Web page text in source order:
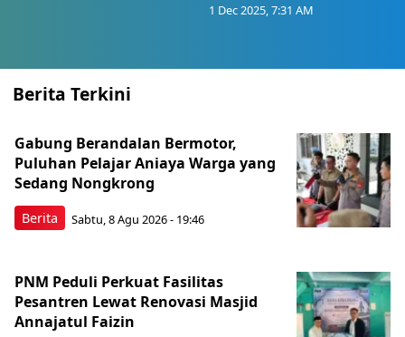
1 Dec 2025, 7:31 AM
Berita Terkini
Berita
Gabung Berandalan Bermotor,
Puluhan Pelajar Aniaya Warga yang
Sedang Nongkrong
Sabtu, 8 Agu 2026 - 19:46
PNM Peduli Perkuat Fasilitas
Pesantren Lewat Renovasi Masjid
Annajatul Faizin